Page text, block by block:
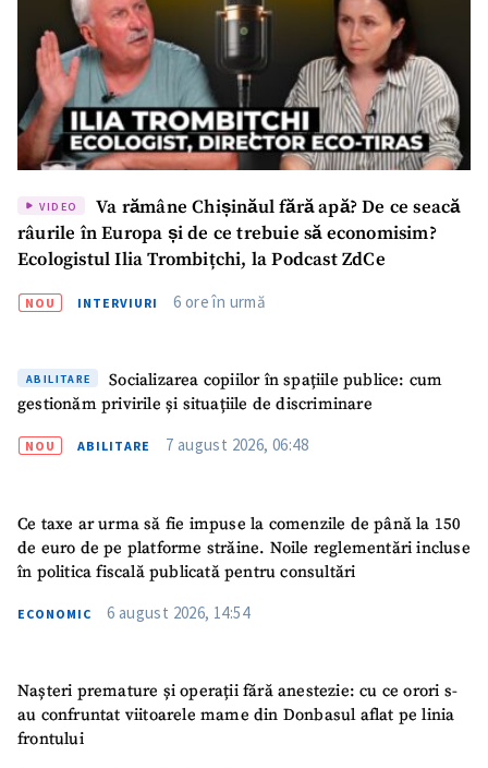
VIDEO
Va rămâne Chișinăul fără apă? De ce seacă
râurile în Europa și de ce trebuie să economisim?
Ecologistul Ilia Trombițchi, la Podcast ZdCe
NOU INTERVIURI 6 ore în urmă
ABILITARE
Socializarea copiilor în spațiile publice: cum
gestionăm privirile și situațiile de discriminare
NOU ABILITARE 7 august 2026, 06:48
Ce taxe ar urma să fie impuse la comenzile de până la 150
de euro de pe platforme străine. Noile reglementări incluse
în politica fiscală publicată pentru consultări
ECONOMIC 6 august 2026, 14:54
Nașteri premature și operații fără anestezie: cu ce orori s-
au confruntat viitoarele mame din Donbasul aflat pe linia
frontului
Nume+ Numele meu
Email+ Emailul meu
Telefon
+ Telefon personal
Am citit și sunt de
acord cu politica de
confidențialitate.